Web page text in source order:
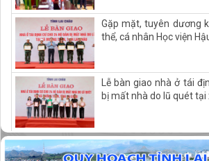
Gặp mặt, tuyên dương
thể, cá nhân Học viện
Lễ bàn giao nhà ở tái
bị mất nhà do lũ quét
GIAO BAN ĐIỂM GIAO
CHÍNH SÁCH XÃ HỘI